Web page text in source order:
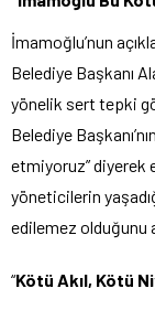
İmamoğlu’nun
Belediye Başkanı
yönelik sert tepki
Belediye
etmiyoruz” diyerek
yöneticilerin
edilemez olduğunu
“Kötü Akıl, Kötü